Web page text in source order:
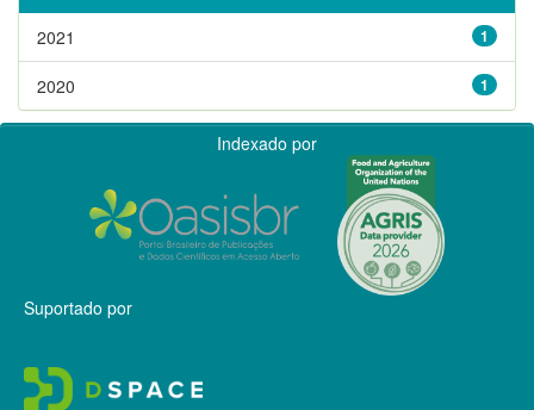
1
2021
1
2020
Indexado por
Suportado por